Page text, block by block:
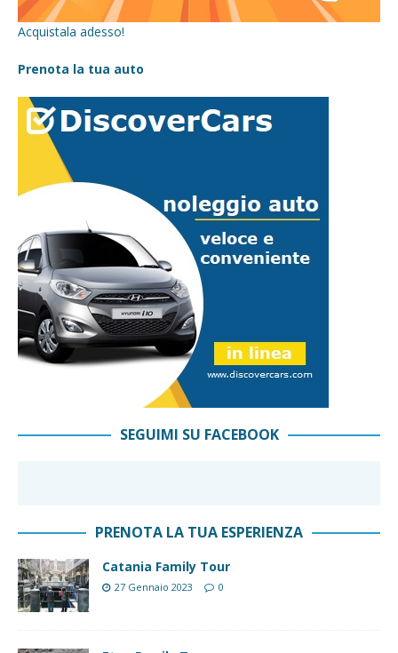
Acquistala adesso!
Prenota la tua auto
SEGUIMI SU FACEBOOK
PRENOTA LA TUA ESPERIENZA
Catania Family Tour
27 Gennaio 2023 0